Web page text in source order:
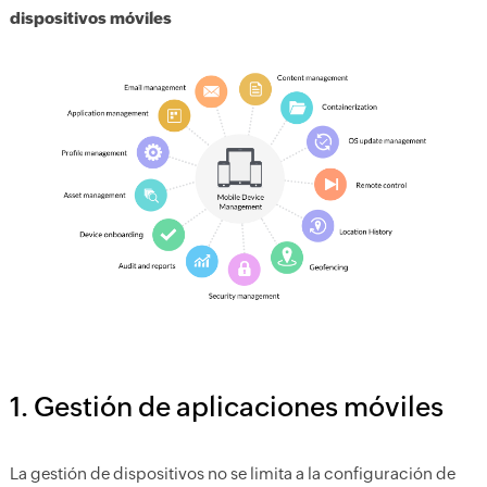
dispositivos móviles
1. Gestión de aplicaciones móviles
La gestión de dispositivos no se limita a la configuración de